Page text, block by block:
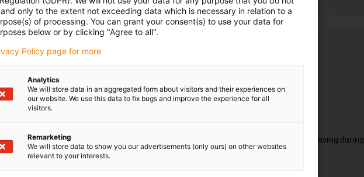
50% time saving during
only to the extent not exceeding data which is necessary in relation to a
of processing. You can grant your consent(s) to use your data for
below or by clicking "Agree to all".
Policy page for more
Analytics
We will store data in an aggregated form about visitors and their experiences on
our website. We use this data to fix bugs and improve the experience for all
visitors.
Remarketing
We will store data to show you our advertisements (only ours) on other websites
relevant to your interests.